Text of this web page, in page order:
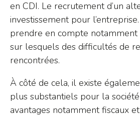
en CDI. Le recrutement d’un
investissement pour
prendre en compte
sur lesquels des difficultés de
rencontrées.
À côté de cela, il existe
plus substantiels pour la
avantages notamment fiscaux